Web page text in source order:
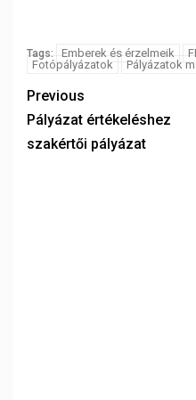
Tags: Emberek és érzelmeik
Fotópályázatok
Pályázatok
Previous
Pályázat értékeléshez
szakértői pályázat